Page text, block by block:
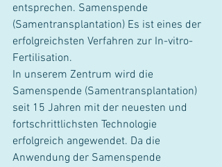
entsprechen. Samenspende
(Samentransplantation) Es ist eines der
erfolgreichsten Verfahren zur In-vitro-
Fertilisation.
In unserem Zentrum wird die
Samenspende (Samentransplantation)
seit 15 Jahren mit der neuesten und
fortschrittlichsten Technologie
erfolgreich angewendet. Da die
Anwendung der Samenspende